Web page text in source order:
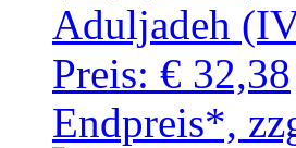
Aduljadeh
Preis: € 32,38
Endpreis*,